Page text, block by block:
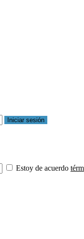
Iniciar sesión
Estoy de acuerdo